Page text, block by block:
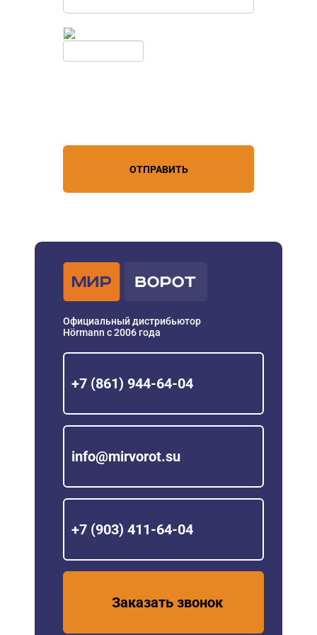
ОТПРАВИТЬ
Официальный дистрибьютор
Hörmann с 2006 года
+7 (861) 944-64-04
info@mirvorot.su
+7 (903) 411-64-04
Заказать звонок